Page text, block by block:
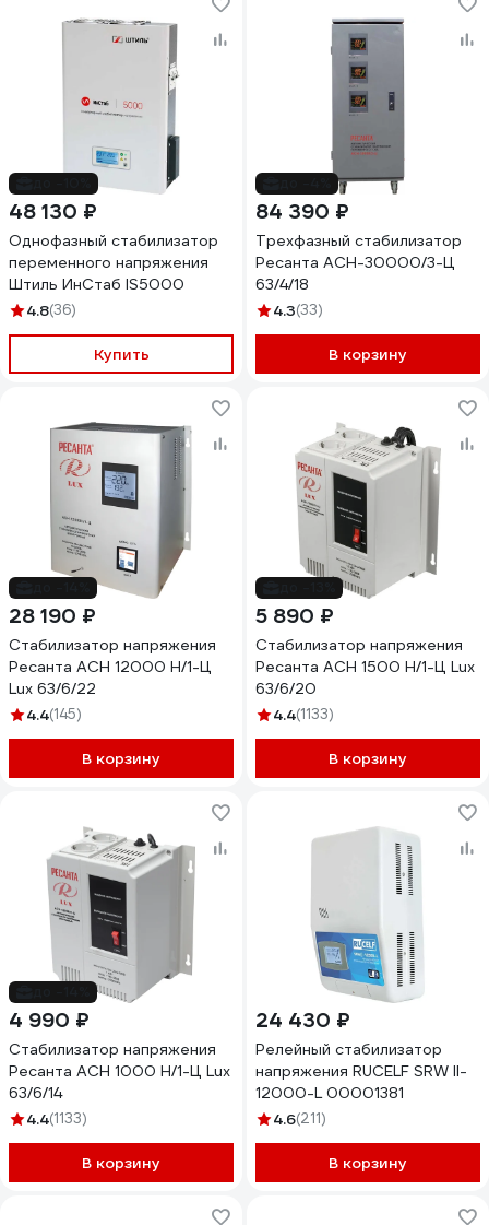
48 130 ₽
Однофазный стабилизатор
переменного напряжения
Штиль ИнСтаб IS5000
4.8(36)
Купить
84 390 ₽
Трехфазный стабилизатор
Ресанта АСН-30000/3-Ц
63/4/18
4.3(33)
В корзину
28 190 ₽
Стабилизатор напряжения
Ресанта АСН 12000 Н/1-Ц
Lux 63/6/22
4.4(145)
В корзину
5 890 ₽
Стабилизатор напряжения
Ресанта АСН 1500 Н/1-Ц Lux
63/6/20
4.4(1133)
В корзину
4 990 ₽
Стабилизатор напряжения
Ресанта АСН 1000 Н/1-Ц Lux
63/6/14
4.4(1133)
В корзину
24 430 ₽
Релейный стабилизатор
напряжения RUCELF SRW II-
12000-L 00001381
4.6(211)
В корзину